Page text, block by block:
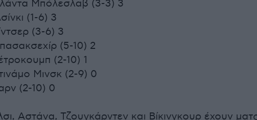
Μπόλεσλαβ (3-3) 3
(1-6) 3
(3-6) 3
(5-10) 2
(2-10) 1
Μινσκ (2-9) 0
(2-10) 0
Αστάνα, Τζουγκάρντεν και Βίκινγκουρ έχουν